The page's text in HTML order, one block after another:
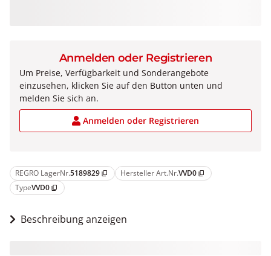
REGRO LagerNr.5189829 content_copy Hersteller Art.Nr.VVD0 content_copy
TypeVVD0 content_copy
Beschreibung anzeigen
Anmelden oder Registrieren
Um Preise, Verfügbarkeit und Sonderangebote
einzusehen, klicken Sie auf den Button unten und
melden Sie sich an.
Anmelden oder Registrieren